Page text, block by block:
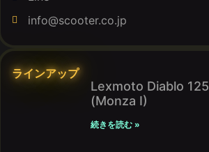
info@scooter.co.jp
ラインアップ
Lexmoto Diablo 125
(Monza I)
続きを読む »